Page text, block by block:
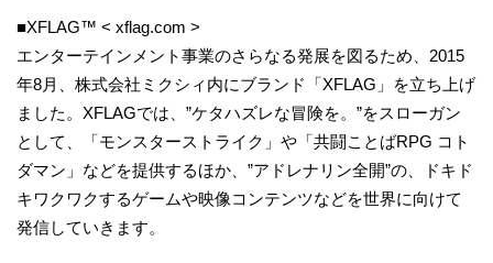
■XFLAG™ < xflag.com >
エンターテインメント事業のさらなる発展を図るため、2015
年8月、株式会社ミクシィ内にブランド「XFLAG」を立ち上げ
ました。XFLAGでは、”ケタハズレな冒険を。”をスローガン
として、「モンスターストライク」や「共闘ことばRPG コト
ダマン」などを提供するほか、”アドレナリン全開”の、ドキド
キワクワクするゲームや映像コンテンツなどを世界に向けて
発信していきます。